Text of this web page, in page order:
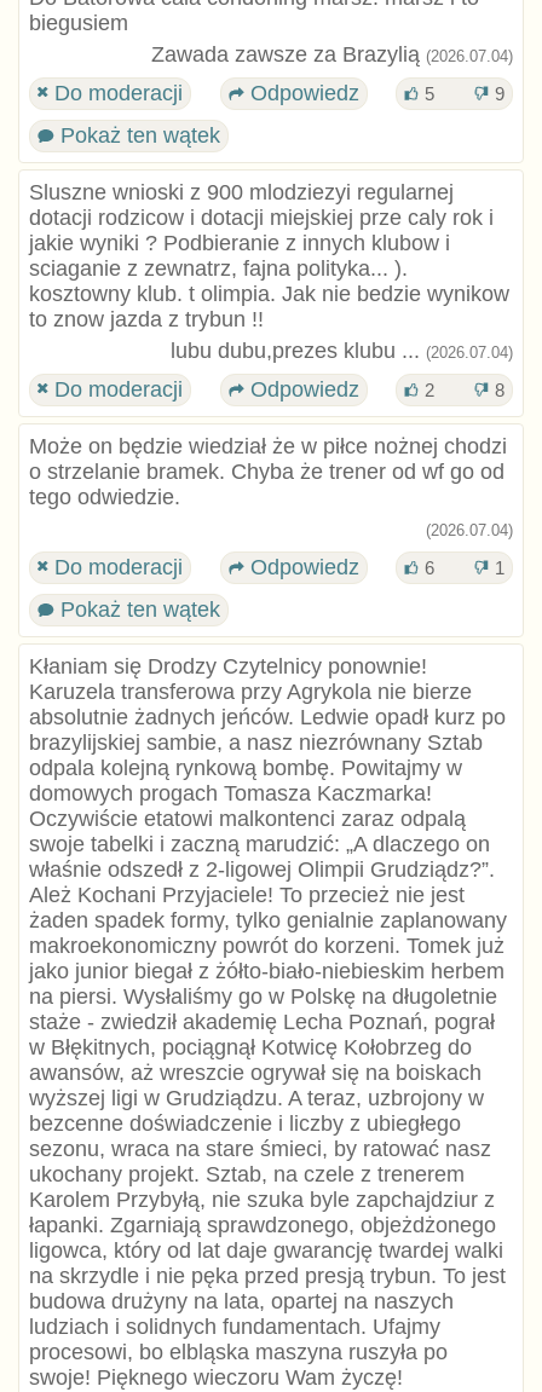
biegusiem
Zawada zawsze za Brazylią (2026.07.04)
Do moderacji Odpowiedz 5 9
Pokaż ten wątek
Sluszne wnioski z 900 mlodziezyi regularnej
dotacji rodzicow i dotacji miejskiej prze caly rok i
jakie wyniki ? Podbieranie z innych klubow i
sciaganie z zewnatrz, fajna polityka... ).
kosztowny klub. t olimpia. Jak nie bedzie wynikow
to znow jazda z trybun !!
lubu dubu,prezes klubu ... (2026.07.04)
Do moderacji Odpowiedz 2 8
Może on będzie wiedział że w piłce nożnej chodzi
o strzelanie bramek. Chyba że trener od wf go od
tego odwiedzie.
(2026.07.04)
Do moderacji Odpowiedz 6 1
Pokaż ten wątek
Kłaniam się Drodzy Czytelnicy ponownie!
Karuzela transferowa przy Agrykola nie bierze
absolutnie żadnych jeńców. Ledwie opadł kurz po
brazylijskiej sambie, a nasz niezrównany Sztab
odpala kolejną rynkową bombę. Powitajmy w
domowych progach Tomasza Kaczmarka!
Oczywiście etatowi malkontenci zaraz odpalą
swoje tabelki i zaczną marudzić: „A dlaczego on
właśnie odszedł z 2-ligowej Olimpii Grudziądz?”.
Ależ Kochani Przyjaciele! To przecież nie jest
żaden spadek formy, tylko genialnie zaplanowany
makroekonomiczny powrót do korzeni. Tomek już
jako junior biegał z żółto-biało-niebieskim herbem
na piersi. Wysłaliśmy go w Polskę na długoletnie
staże - zwiedził akademię Lecha Poznań, pograł
w Błękitnych, pociągnął Kotwicę Kołobrzeg do
awansów, aż wreszcie ogrywał się na boiskach
wyższej ligi w Grudziądzu. A teraz, uzbrojony w
bezcenne doświadczenie i liczby z ubiegłego
sezonu, wraca na stare śmieci, by ratować nasz
ukochany projekt. Sztab, na czele z trenerem
Karolem Przybyłą, nie szuka byle zapchajdziur z
łapanki. Zgarniają sprawdzonego, objeżdżonego
ligowca, który od lat daje gwarancję twardej walki
na skrzydle i nie pęka przed presją trybun. To jest
budowa drużyny na lata, opartej na naszych
ludziach i solidnych fundamentach. Ufajmy
procesowi, bo elbląska maszyna ruszyła po
swoje! Pięknego wieczoru Wam życzę!